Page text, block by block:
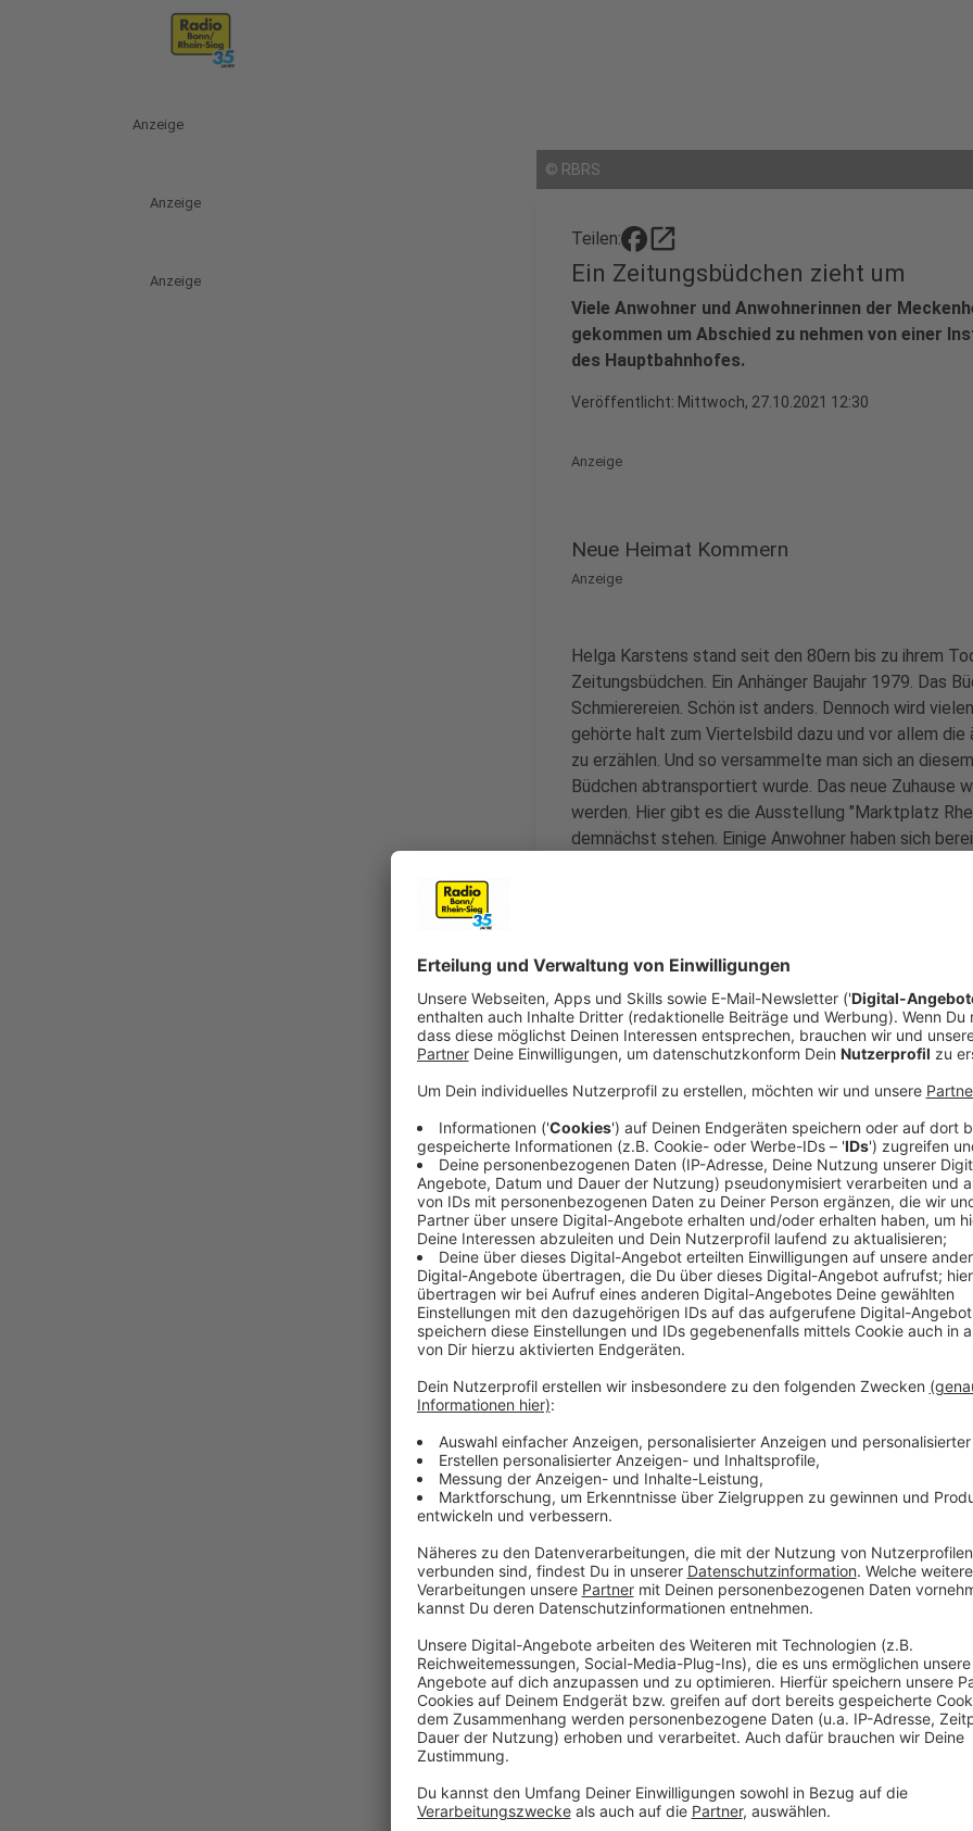
Anzeige
Anzeige
Anzeige
© RBRS
Teilen: open_in_new
Ein Zeitungsbüdchen zieht um
Viele Anwohner und Anwohnerinnen der
gekommen um Abschied zu nehmen von einer
des Hauptbahnhofes.
Veröffentlicht: Mittwoch, 27.10.2021 12:30
Anzeige
Neue Heimat Kommern
Anzeige
Helga Karstens stand seit den 80ern bis zu ihrem
Zeitungsbüdchen. Ein Anhänger Baujahr 1979. Das
Schmierereien. Schön ist anders. Dennoch wird
gehörte halt zum Viertelsbild dazu und vor allem
zu erzählen. Und so versammelte man sich an
Büdchen abtransportiert wurde. Das neue Zuhause
werden. Hier gibt es die Ausstellung "Marktplatz
demnächst stehen. Einige Anwohner haben sich